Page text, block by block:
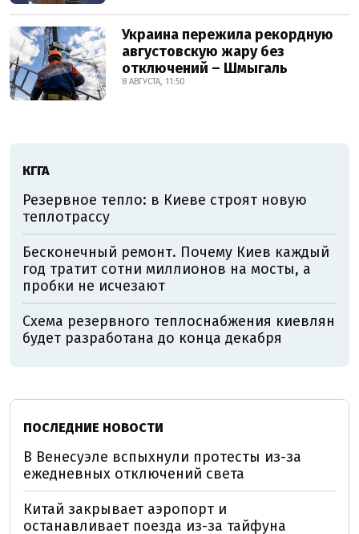
Украина пережила рекордную
августовскую жару без
отключений – Шмыгаль
8 АВГУСТА, 11:50
КГГА
Резервное тепло: в Киеве строят новую
теплотрассу
Бесконечный ремонт. Почему Киев каждый
год тратит сотни миллионов на мосты, а
пробки не исчезают
Схема резервного теплоснабжения киевлян
будет разработана до конца декабря
ПОСЛЕДНИЕ НОВОСТИ
В Венесуэле вспыхнули протесты из-за
ежедневных отключений света
Китай закрывает аэропорт и
останавливает поезда из-за тайфуна